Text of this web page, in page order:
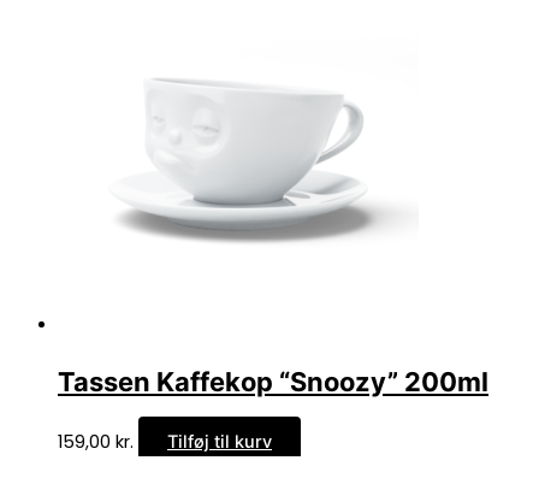
Tassen Kaffekop “Snoozy” 200ml
159,00 kr. Tilføj til kurv